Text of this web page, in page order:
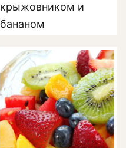
крыжовником и
бананом